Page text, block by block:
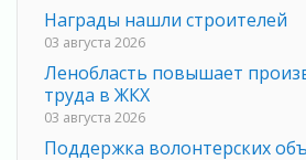
Награды нашли строителей
03 августа 2026
Ленобласть повышает
труда в ЖКХ
03 августа 2026
Поддержка волонтерских